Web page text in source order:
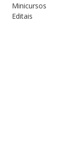
Minicursos
Editais